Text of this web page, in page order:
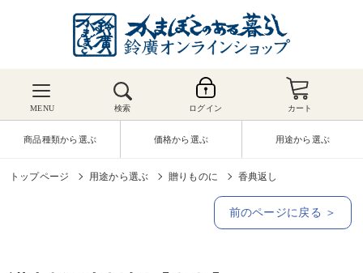
MENU 検索 ログイン カート
商品種類から選ぶ 価格から選ぶ 用途から選ぶ
トップページ 用途から選ぶ 贈りものに 香典返し
前のページに戻る ＞